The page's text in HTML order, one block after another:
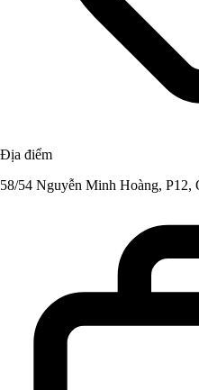
Địa điểm
58/54 Nguyễn Minh Hoàng,